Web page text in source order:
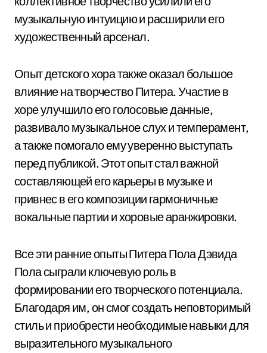
музыкальную интуицию и расширили его
художественный арсенал.
Опыт детского хора также оказал большое
влияние на творчество Питера. Участие в
хоре улучшило его голосовые данные,
развивало музыкальное слух и темперамент,
а также помогало ему уверенно выступать
перед публикой. Этот опыт стал важной
составляющей его карьеры в музыке и
привнес в его композиции гармоничные
вокальные партии и хоровые аранжировки.
Все эти ранние опыты Питера Пола Дэвида
Пола сыграли ключевую роль в
формировании его творческого потенциала.
Благодаря им, он смог создать неповторимый
стиль и приобрести необходимые навыки для
выразительного музыкального